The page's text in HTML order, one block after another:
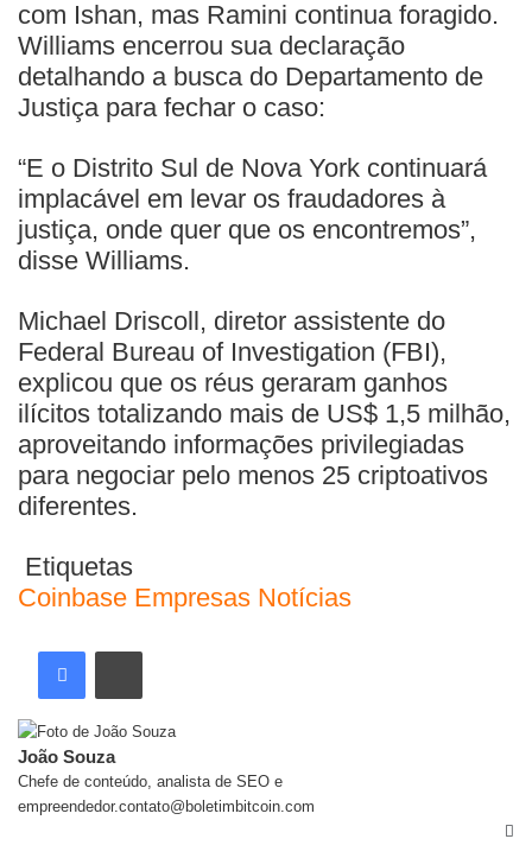
com Ishan, mas Ramini continua foragido.
Williams encerrou sua declaração
detalhando a busca do Departamento de
Justiça para fechar o caso:
“E o Distrito Sul de Nova York continuará
implacável em levar os fraudadores à
justiça, onde quer que os encontremos”,
disse Williams.
Michael Driscoll, diretor assistente do
Federal Bureau of Investigation (FBI),
explicou que os réus geraram ganhos
ilícitos totalizando mais de US$ 1,5 milhão,
aproveitando informações privilegiadas
para negociar pelo menos 25 criptoativos
diferentes.
Etiquetas
Coinbase Empresas Notícias
João Souza
Chefe de conteúdo, analista de SEO e
empreendedor.contato@boletimbitcoin.com